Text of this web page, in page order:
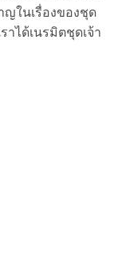
ในเรื่องของชุด
าได้เนรมิตชุดเจ้า